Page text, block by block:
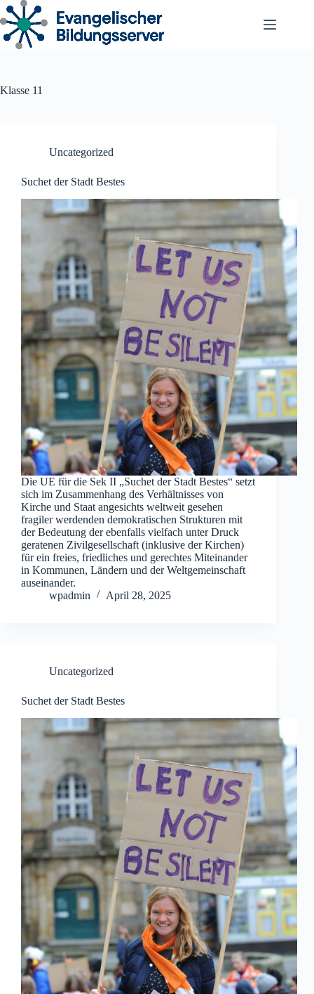
Zum
Inhalt
springen
Klasse 11
Uncategorized
Suchet der Stadt Bestes
Die UE für die Sek II „Suchet der Stadt Bestes“ setzt
sich im Zusammenhang des Verhältnisses von
Kirche und Staat angesichts weltweit gesehen
fragiler werdenden demokratischen Strukturen mit
der Bedeutung der ebenfalls vielfach unter Druck
geratenen Zivilgesellschaft (inklusive der Kirchen)
für ein freies, friedliches und gerechtes Miteinander
in Kommunen, Ländern und der Weltgemeinschaft
auseinander.
wpadmin
April 28, 2025
Uncategorized
Suchet der Stadt Bestes